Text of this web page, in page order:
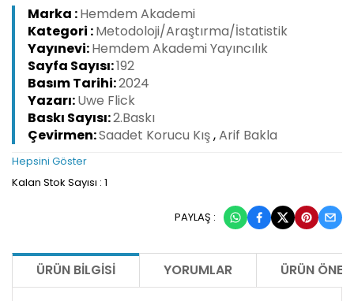
Marka :Hemdem Akademi
Kategori :Metodoloji/Araştırma/İstatistik
Yayınevi:Hemdem Akademi Yayıncılık
Sayfa Sayısı:192
Basım Tarihi:2024
Yazarı:Uwe Flick
Baskı Sayısı:2.Baskı
Çevirmen:Saadet Korucu Kış,Arif Bakla
Hepsini Göster
Kalan Stok Sayısı : 1
PAYLAŞ :
ÜRÜN BILGISI YORUMLAR ÜRÜN